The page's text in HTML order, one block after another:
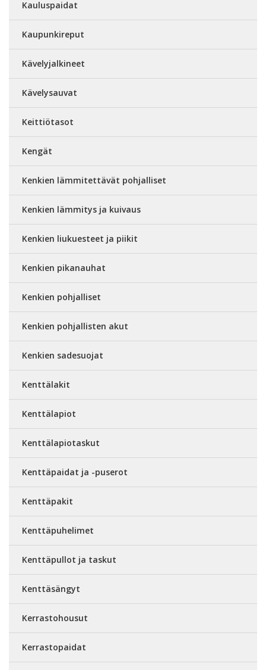
Kauluspaidat
Kaupunkireput
Kävelyjalkineet
Kävelysauvat
Keittiötasot
Kengät
Kenkien lämmitettävät pohjalliset
Kenkien lämmitys ja kuivaus
Kenkien liukuesteet ja piikit
Kenkien pikanauhat
Kenkien pohjalliset
Kenkien pohjallisten akut
Kenkien sadesuojat
Kenttälakit
Kenttälapiot
Kenttälapiotaskut
Kenttäpaidat ja -puserot
Kenttäpakit
Kenttäpuhelimet
Kenttäpullot ja taskut
Kenttäsängyt
Kerrastohousut
Kerrastopaidat